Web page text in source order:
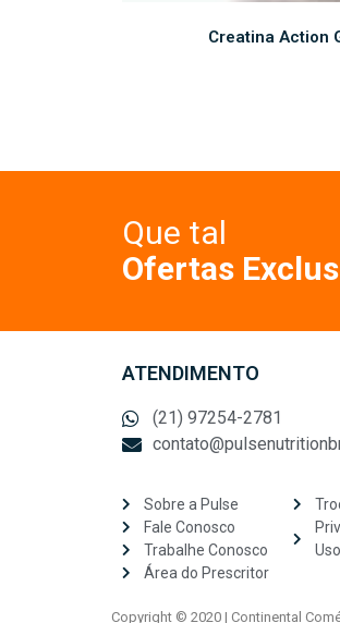
Creatina Action
Que tal
Ofertas
ATENDIMENTO
(21) 97254-2781
Sobre a Pulse
Fale Conosco
Trabalhe Conosco
Área do Prescritor
Uso
Copyright © 2020 | Continental